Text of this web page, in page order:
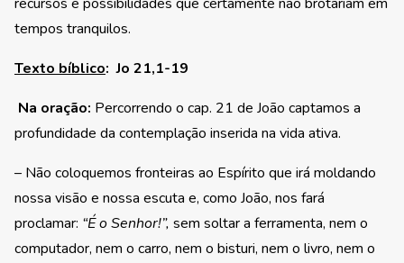
tempos tranquilos.
Texto bíblico: Jo 21,1-19
Na oração: Percorrendo o cap. 21 de João captamos a
profundidade da contemplação inserida na vida ativa.
– Não coloquemos fronteiras ao Espírito que irá moldando
nossa visão e nossa escuta e, como João, nos fará
proclamar: “É o Senhor!”, sem soltar a ferramenta, nem o
computador, nem o carro, nem o bisturi, nem o livro, nem o